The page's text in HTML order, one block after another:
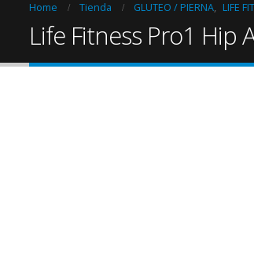
Home Tienda GLUTEO / PIERNA, LIFE
Life Fitness Pro1